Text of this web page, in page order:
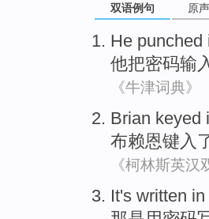
双语例句 原
He punched
他把密码输
《牛津词典》
Brian keyed
布赖恩键入
《柯林斯英汉
It's written in